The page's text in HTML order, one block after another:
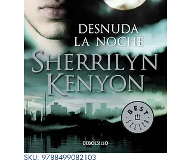
SKU: 9788499082103